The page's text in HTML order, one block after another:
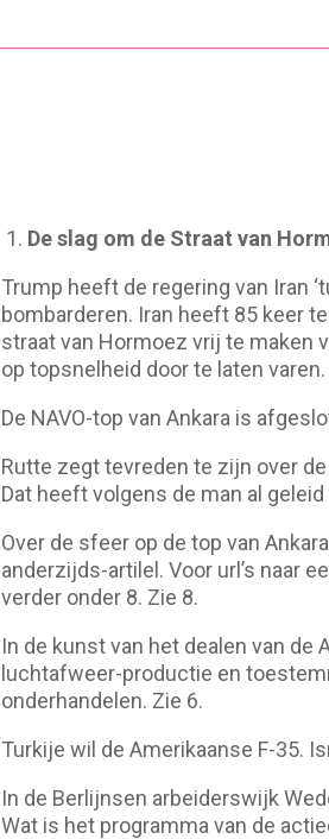
1. De slag om de Straat van
Trump heeft de regering van Iran
bombarderen. Iran heeft 85 keer
straat van Hormoez vrij te maken
op topsnelheid door te laten
De NAVO-top van Ankara is
Rutte zegt tevreden te zijn over
Dat heeft volgens de man al
Over de sfeer op de top van
anderzijds-artilel. Voor url’s naar
verder onder 8. Zie 8.
In de kunst van het dealen van
luchtafweer-productie en
onderhandelen. Zie 6.
Turkije wil de Amerikaanse F-35.
In de Berlijnsen arbeiderswijk
Wat is het programma van de